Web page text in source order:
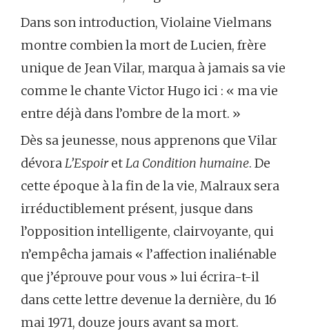
Dans son introduction, Violaine Vielmans
montre combien la mort de Lucien, frère
unique de Jean Vilar, marqua à jamais sa vie
comme le chante Victor Hugo ici : « ma vie
entre déjà dans l’ombre de la mort. »
Dès sa jeunesse, nous apprenons que Vilar
dévoraL’EspoiretLa Condition humaine. De
cette époque à la fin de la vie, Malraux sera
irréductiblement présent, jusque dans
l’opposition intelligente, clairvoyante, qui
n’empêcha jamais « l’affection inaliénable
que j’éprouve pour vous » lui écrira-t-il
dans cette lettre devenue la dernière, du 16
mai 1971, douze jours avant sa mort.